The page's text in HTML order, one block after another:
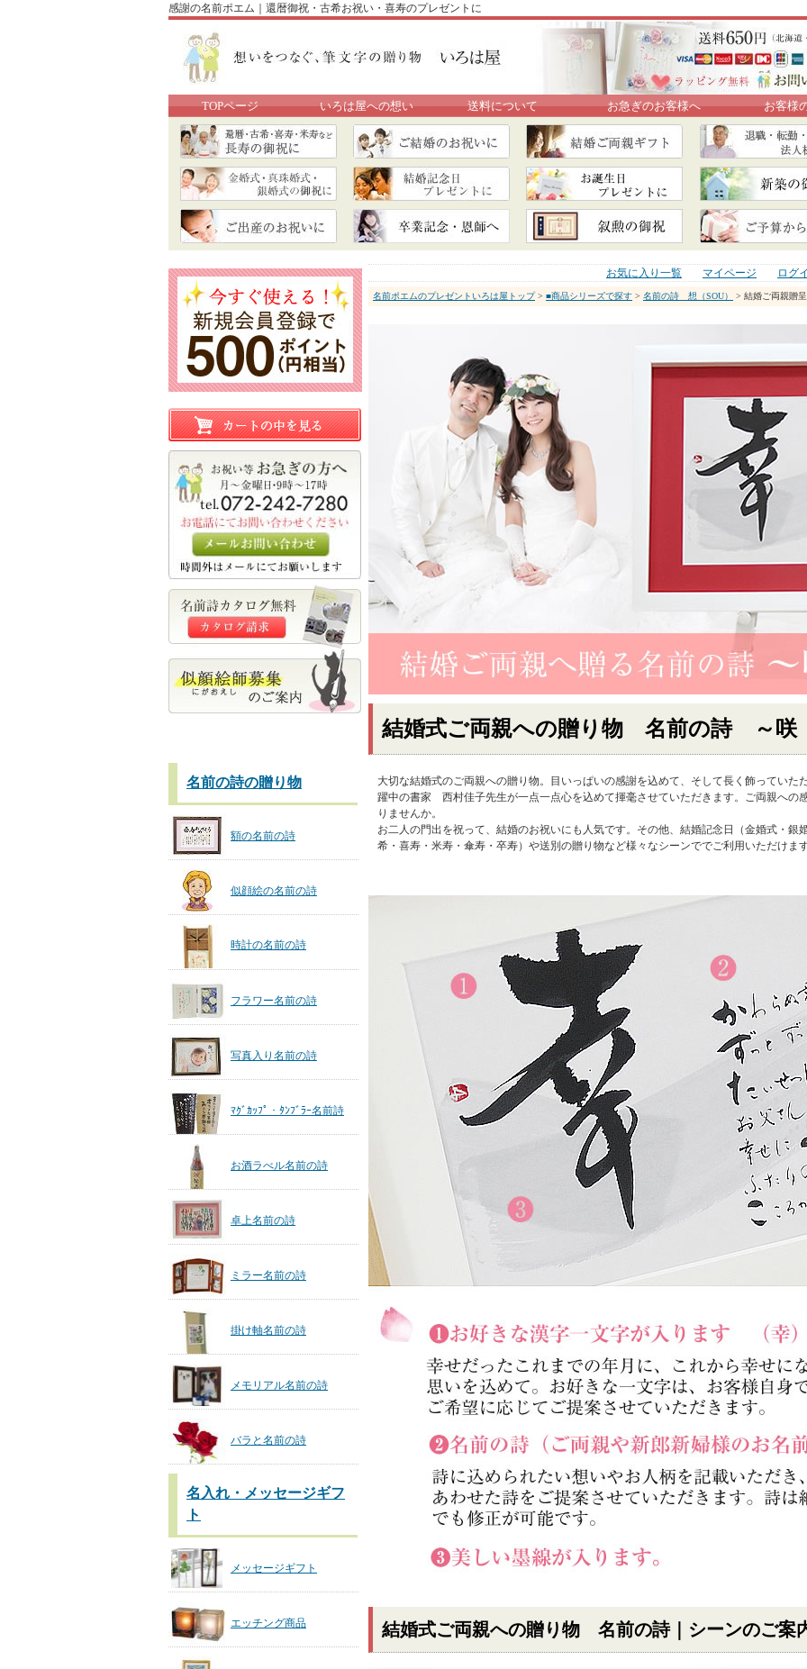
感謝の名前ポエム｜還暦御祝・古希お祝い・喜寿のプレゼントに
TOPページ いろは屋への想い 送料について お急ぎのお客様へ お客様
名前の詩の贈り物
額の名前の詩
似顔絵の名前の詩
時計の名前の詩
フラワー名前の詩
写真入り名前の詩
ﾏｸﾞｶｯﾌﾟ・ﾀﾝﾌﾞﾗｰ名前詩
お酒ラべル名前の詩
卓上名前の詩
ミラー名前の詩
掛け軸名前の詩
メモリアル名前の詩
バラと名前の詩
名入れ・メッセージギフ
ト
メッセージギフト
エッチング商品
お気に入り一覧 マイページ ログ
名前ポエムのプレゼントいろは屋トップ> ■商品シリーズで探す > 名前の詩 想（SOU） > 結婚ご両親贈
結婚式ご両親への贈り物 名前の詩 ～咲
大切な結婚式のご両親への贈り物。目いっぱいの感謝を込めて、そして長く飾っていた
躍中の書家 西村佳子先生が一点一点心を込めて揮毫させていただきます。ご両親への
りませんか。
お二人の門出を祝って、結婚のお祝いにも人気です。その他、結婚記念日（金婚式・銀
希・喜寿・米寿・傘寿・卒寿）や送別の贈り物など様々なシーンででご利用いただけま
結婚式ご両親への贈り物 名前の詩｜シーンのご案